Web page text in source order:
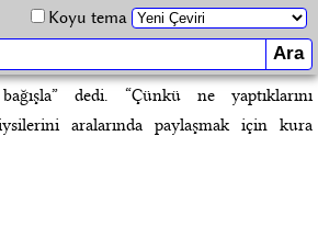
Koyu tema
dedi. “Çünkü ne yaptıklarını
aralarında paylaşmak için kura